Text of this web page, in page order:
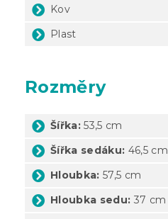
Kov
Plast
Rozměry
Šířka: 53,5 cm
Šířka sedáku: 46,5 cm
Hloubka: 57,5 cm
Hloubka sedu: 37 cm